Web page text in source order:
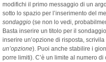
modifichi il primo messaggio di un
sotto lo spazio per l’inserimento del
sondaggio (se non lo vedi,
Basta inserire un titolo per il
inserire un’opzione di risposta,
un’opzione). Puoi anche stabilire i
porre limiti). C’è un limite al numero